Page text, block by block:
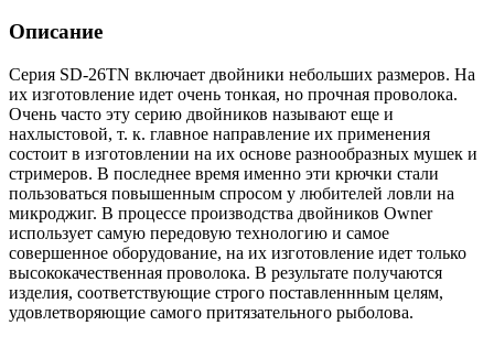
Описание
Серия SD-26TN включает двойники небольших размеров. На
их изготовление идет очень тонкая, но прочная проволока.
Очень часто эту серию двойников называют еще и
нахлыстовой, т. к. главное направление их применения
состоит в изготовлении на их основе разнообразных мушек и
стримеров. В последнее время именно эти крючки стали
пользоваться повышенным спросом у любителей ловли на
микроджиг. В процессе производства двойников Owner
использует самую передовую технологию и самое
совершенное оборудование, на их изготовление идет только
высококачественная проволока. В результате получаются
изделия, соответствующие строго поставленнным целям,
удовлетворяющие самого притязательного рыболова.